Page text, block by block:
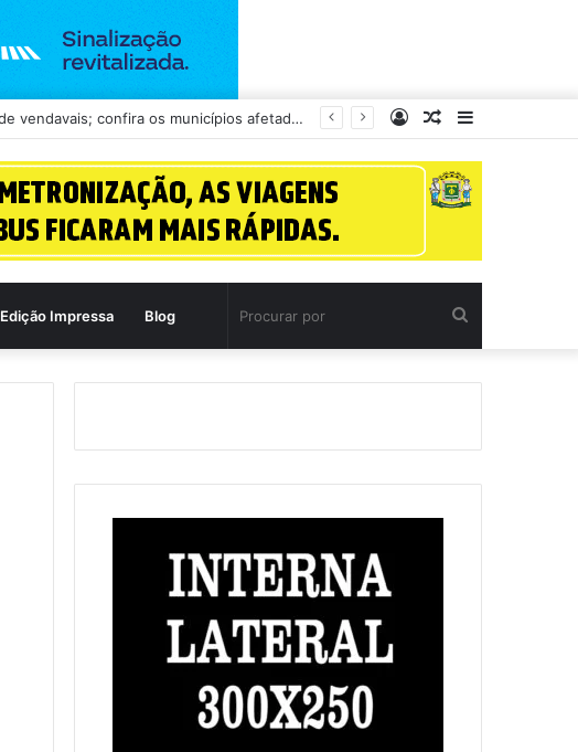
Goiás tem 42 cidades em alerta para ventos intensos e possibilidade de vendavais; confira os municípios afetados
Barra
Lateral
Artigo
aleatório
Entrar
Edição Impressa Blog
por